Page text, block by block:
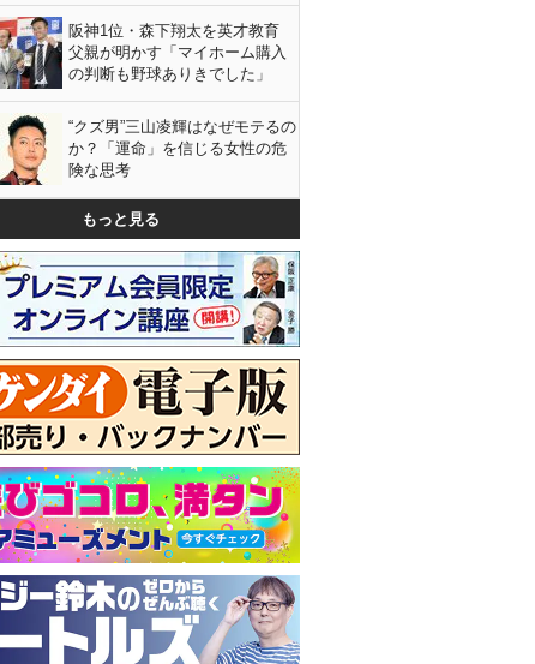
阪神1位・森下翔太を英才教育
父親が明かす「マイホーム購入
の判断も野球ありきでした」
“クズ男”三山凌輝はなぜモテるの
か？「運命」を信じる女性の危
険な思考
もっと見る